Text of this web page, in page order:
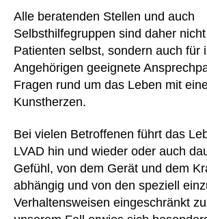
Alle beratenden Stellen und auch
Selbsthilfegruppen sind daher
Patienten selbst, sondern auch für
Angehörigen geeignete
Fragen rund um das Leben mit
Kunstherzen.
Bei vielen Betroffenen führt das
LVAD hin und wieder oder auch
Gefühl, von dem Gerät und dem
abhängig und von den speziell
Verhaltensweisen eingeschränkt